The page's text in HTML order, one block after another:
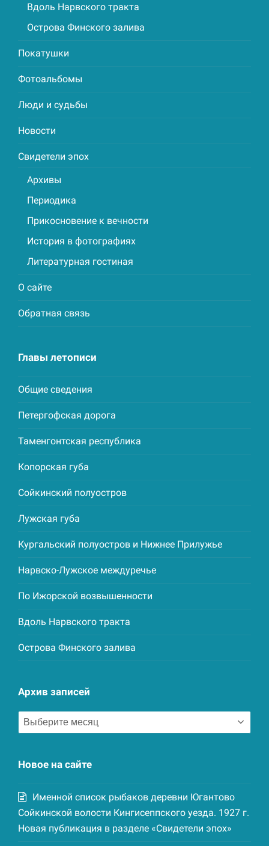
Вдоль Нарвского тракта
Острова Финского залива
Покатушки
Фотоальбомы
Люди и судьбы
Новости
Свидетели эпох
Архивы
Периодика
Прикосновение к вечности
История в фотографиях
Литературная гостиная
О сайте
Обратная связь
Главы летописи
Общие сведения
Петергофская дорога
Таменгонтская республика
Копорская губа
Сойкинский полуостров
Лужская губа
Кургальский полуостров и Нижнее Прилужье
Нарвско-Лужское междуречье
По Ижорской возвышенности
Вдоль Нарвского тракта
Острова Финского залива
Архив записей
Архив
записей
Новое на сайте
Именной список рыбаков деревни Югантово
Сойкинской волости Кингисеппского уезда. 1927 г.
Новая публикация в разделе «Свидетели эпох»